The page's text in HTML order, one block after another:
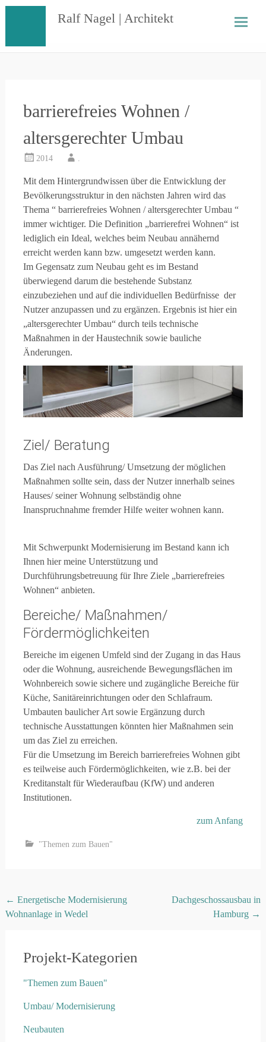
Skip
Ralf Nagel | Architekt
barrierefreies Wohnen /
altersgerechter Umbau
2014 .
Mit dem Hintergrundwissen über die Entwicklung der
Bevölkerungsstruktur in den nächsten Jahren wird das
Thema “ barrierefreies Wohnen / altersgerechter Umbau “
immer wichtiger. Die Definition „barrierefrei Wohnen“ ist
lediglich ein Ideal, welches beim Neubau annähernd
erreicht werden kann bzw. umgesetzt werden kann.
Im Gegensatz zum Neubau geht es im Bestand
überwiegend darum die bestehende Substanz
einzubeziehen und auf die individuellen Bedürfnisse der
Nutzer anzupassen und zu ergänzen. Ergebnis ist hier ein
„altersgerechter Umbau“ durch teils technische
Maßnahmen in der Haustechnik sowie bauliche
Änderungen.
Ziel/ Beratung
Das Ziel nach Ausführung/ Umsetzung der möglichen
Maßnahmen sollte sein, dass der Nutzer innerhalb seines
Hauses/ seiner Wohnung selbständig ohne
Inanspruchnahme fremder Hilfe weiter wohnen kann.
Mit Schwerpunkt Modernisierung im Bestand kann ich
Ihnen hier meine Unterstützung und
Durchführungsbetreuung für Ihre Ziele „barrierefreies
Wohnen“ anbieten.
Bereiche/ Maßnahmen/
Fördermöglichkeiten
Bereiche im eigenen Umfeld sind der Zugang in das Haus
oder die Wohnung, ausreichende Bewegungsflächen im
Wohnbereich sowie sichere und zugängliche Bereiche für
Küche, Sanitäreinrichtungen oder den Schlafraum.
Umbauten baulicher Art sowie Ergänzung durch
technische Ausstattungen könnten hier Maßnahmen sein
um das Ziel zu erreichen.
Für die Umsetzung im Bereich barrierefreies Wohnen gibt
es teilweise auch Fördermöglichkeiten, wie z.B. bei der
Kreditanstalt für Wiederaufbau (KfW) und anderen
Institutionen.
zum Anfang
"Themen zum Bauen"
Post
navigation
← Energetische Modernisierung
Wohnanlage in Wedel
Dachgeschossausbau in
Hamburg →
Projekt-Kategorien
"Themen zum Bauen"
Umbau/ Modernisierung
Neubauten